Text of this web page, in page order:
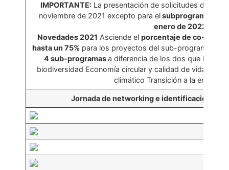
IMPORTANTE:La presentación de solicitudes de los
noviembre de 2021 excepto para elsubprograma de
enero de 2022.
Novedades 2021 Asciende el porcentaje de co-
hasta un 75%para los proyectos del sub-programa
4 sub-programasa diferencia de los dos que había
biodiversidad Economía circular y calidad de vida
climático Transición a la energía
Jornada de networking e identificación y